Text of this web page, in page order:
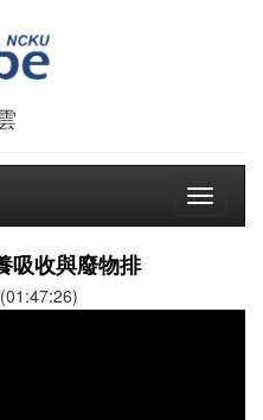
Toggle
吸收與廢物排
(01:47:26)